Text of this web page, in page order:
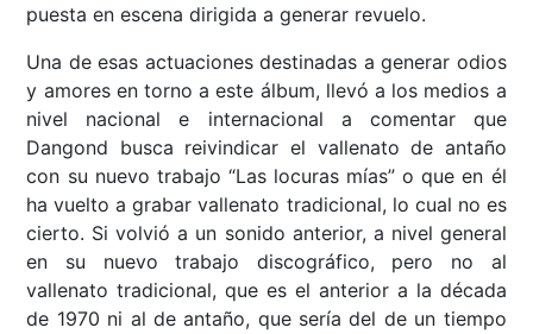
puesta en escena dirigida a generar revuelo.
Una de esas actuaciones destinadas a generar odios
y amores en torno a este álbum, llevó a los medios a
nivel nacional e internacional a comentar que
Dangond busca reivindicar el vallenato de antaño
con su nuevo trabajo “Las locuras mías” o que en él
ha vuelto a grabar vallenato tradicional, lo cual no es
cierto. Si volvió a un sonido anterior, a nivel general
en su nuevo trabajo discográfico, pero no al
vallenato tradicional, que es el anterior a la década
de 1970 ni al de antaño, que sería del de un tiempo